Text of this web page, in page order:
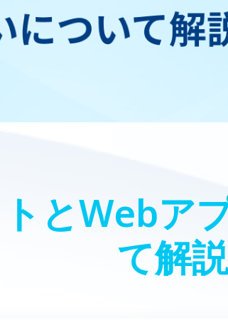
とWebア
て解説